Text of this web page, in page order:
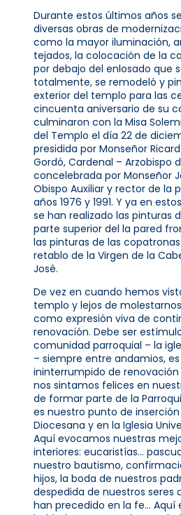
Durante estos últimos años
diversas obras de
como la mayor iluminación,
tejados, la colocación de la
por debajo del enlosado que
totalmente, se remodeló y
exterior del templo para las
cincuenta aniversario de su
culminaron con la Misa
del Templo el día 22 de
presidida por Monseñor
Gordó, Cardenal – Arzobispo
concelebrada por Monseñor
Obispo Auxiliar y rector de la
años 1976 y 1991. Y ya en
se han realizado las pinturas
parte superior del la pared
las pinturas de las
retablo de la Virgen de la
José.
De vez en cuando hemos
templo y lejos de
como expresión viva de
renovación. Debe ser
comunidad parroquial – la
– siempre entre andamios,
ininterrumpido de
nos sintamos felices en
de formar parte de la
es nuestro punto de inserción
Diocesana y en la Iglesia
Aquí evocamos nuestras
interiores: eucaristías…
nuestro bautismo,
hijos, la boda de nuestros
despedida de nuestros seres
han precedido en la fe… Aquí